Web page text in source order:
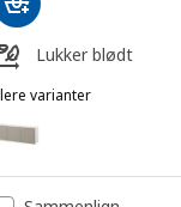
Lukker blødt
varianter
BESTÅ,
BESTÅ,